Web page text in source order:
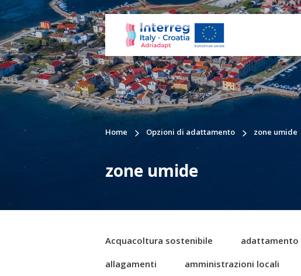
Home Opzioni di adattamento zone umide
zone umide
Acquacoltura sostenibile adattamento
allagamenti
amministrazioni locali